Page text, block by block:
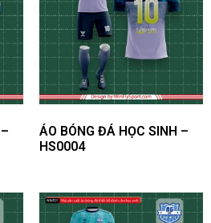
áo bóng đá
yêu cầu từ
WinFly sẽ cung cấp bảng báo giá
ÁO BÓNG ĐÁ HỌC SINH –
HS0004